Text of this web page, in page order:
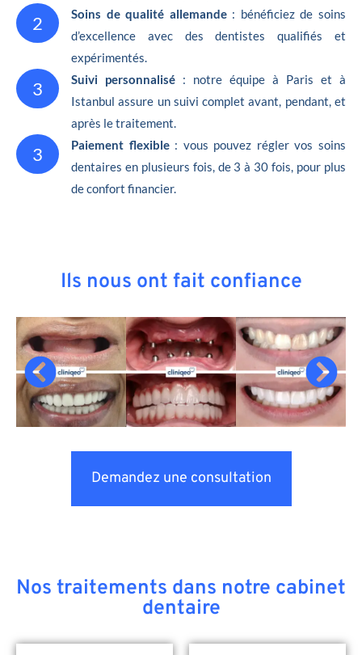
2 Soins de qualité allemande: bénéficiez de soins
d’excellence avec des dentistes qualifiés et
expérimentés.
3 Suivi personnalisé : notre équipe à Paris et à
Istanbul assure un suivi complet avant, pendant, et
après le traitement.
3 Paiement flexible: vous pouvez régler vos soins
dentaires en plusieurs fois, de 3 à 30 fois, pour plus
de confort financier.
Ils nous ont fait confiance
Demandez une consultation
Nos traitements dans notre cabinet
dentaire